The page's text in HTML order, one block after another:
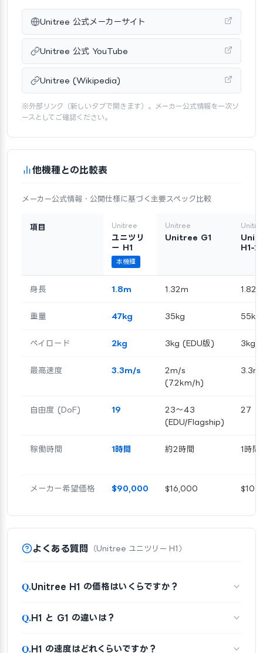
Unitree 公式メーカーサイト
Unitree 公式 YouTube
Unitree (Wikipedia)
※外部リンク（新しいタブで開きます）。メーカー公式情報を一次ソ
ースとしてご確認ください。
他機種との比較表
メーカー公式情報・公開仕様に基づく主要スペック比較
項目 Unitree
ユニツリ
ー H1
本機種
Unitree
Unitree G1
H1-2
身長 1.8m 1.32m
重量 47kg 35kg 55kg
ペイロード 2kg 3kg (EDU版) 3kg
最高速度 3.3m/s
2m/s
(7.2km/h)
自由度 (DoF) 19
23～43
(EDU/Flagship)
27
稼働時間 1時間 約2時間 1時間
メーカー希望価格 $90,000 $16,000
よくある質問 （Unitree ユニツリー H1）
Q.Unitree H1 の価格はいくらですか？
Q.H1 と G1 の違いは？
Q.H1 の速度はどれくらいですか？